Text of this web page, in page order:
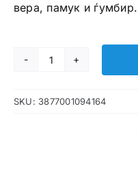
вера, памук и ѓумбир.
Gorsen
шампон
SKU: 3877001094164